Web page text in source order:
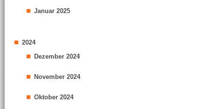
Januar 2025
2024
Dezember 2024
November 2024
Oktober 2024